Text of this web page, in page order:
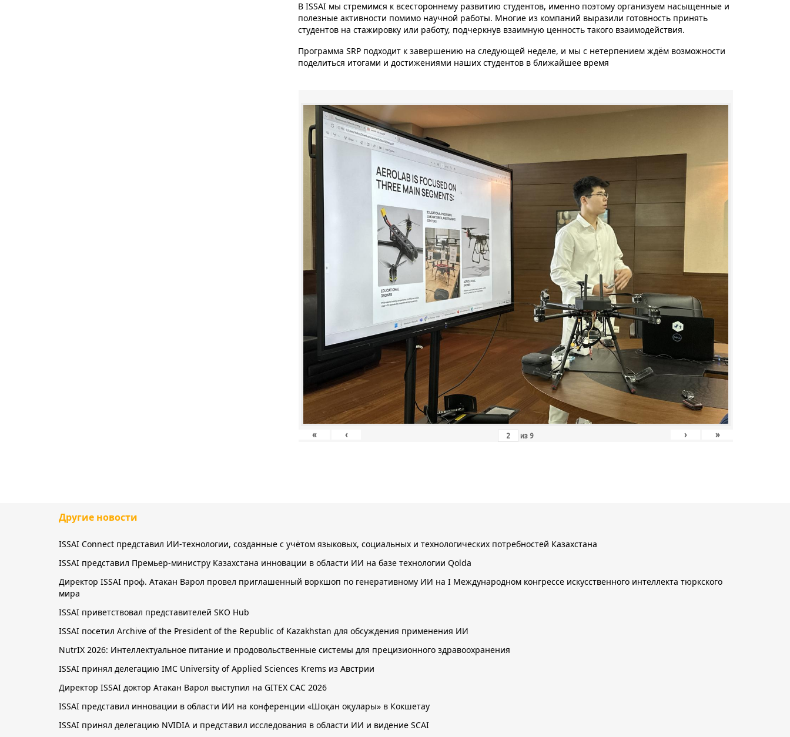
В ISSAI мы стремимся к всестороннему развитию студентов, именно поэтому организуем насыщенные и
полезные активности помимо научной работы. Многие из компаний выразили готовность принять
студентов на стажировку или работу, подчеркнув взаимную ценность такого взаимодействия.
Программа SRP подходит к завершению на следующей неделе, и мы с нетерпением ждём возможности
поделиться итогами и достижениями наших студентов в ближайшее время
« ‹ из 9 › »
Другие новости
ISSAI Connect представил ИИ-технологии, созданные с учётом языковых, социальных и технологических потребностей Казахстана
ISSAI представил Премьер-министру Казахстана инновации в области ИИ на базе технологии Qolda
Директор ISSAI проф. Атакан Варол провел приглашенный воркшоп по генеративному ИИ на I Международном конгрессе искусственного интеллекта тюркского
мира
ISSAI приветствовал представителей SKO Hub
ISSAI посетил Archive of the President of the Republic of Kazakhstan для обсуждения применения ИИ
NutrIX 2026: Интеллектуальное питание и продовольственные системы для прецизионного здравоохранения
ISSAI принял делегацию IMC University of Applied Sciences Krems из Австрии
Директор ISSAI доктор Атакан Варол выступил на GITEX CAC 2026
ISSAI представил инновации в области ИИ на конференции «Шоқан оқулары» в Кокшетау
ISSAI принял делегацию NVIDIA и представил исследования в области ИИ и видение SCAI